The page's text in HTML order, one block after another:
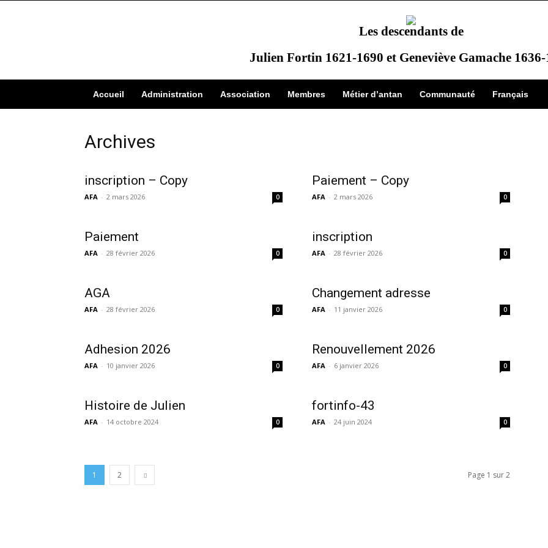
Les descendants de
Julien Fortin 1621-1690 et Geneviève Gamache 1636-
Accueil Administration Association Membres Métier d’antan Communauté Français
Archives
inscription – Copy
AFA - 2 mars 2026 0
Paiement – Copy
AFA - 2 mars 2026 0
Paiement
AFA - 28 février 2026 0
inscription
AFA - 28 février 2026 0
AGA
AFA - 28 février 2026 0
Changement adresse
AFA - 11 janvier 2026 0
Adhesion 2026
AFA - 10 janvier 2026 0
Renouvellement 2026
AFA - 6 janvier 2026 0
Histoire de Julien
AFA - 14 octobre 2024 0
fortinfo-43
AFA - 24 juin 2024 0
1 2 Page 1 sur 2